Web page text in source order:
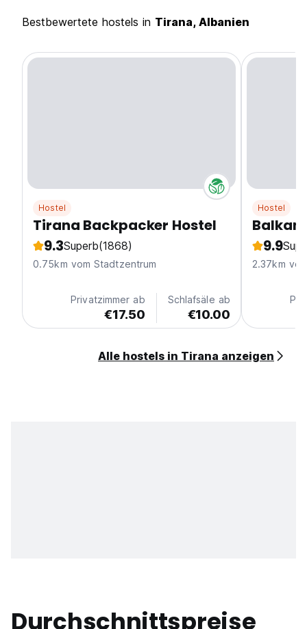
Bestbewertete hostels in Tirana, Albanien
Hostel
Tirana Backpacker Hostel
9.3Superb(1868)
0.75km vom Stadtzentrum
Privatzimmer ab
€17.50
Schlafsäle ab
€10.00
Hostel
Balkan
9.9
2.37km
Alle hostels in Tirana anzeigen
Durchschnittspreise